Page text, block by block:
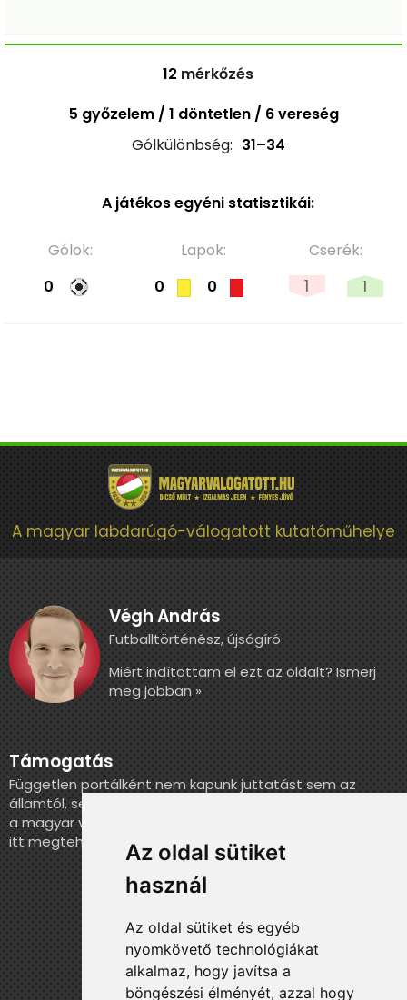
Az oldal sütiket
használ
Az oldal sütiket és egyéb
nyomkövető technológiákat
alkalmaz, hogy javítsa a
böngészési élményét, azzal hogy
12 mérkőzés
5 győzelem / 1 döntetlen / 6 vereség
Gólkülönbség: 31–34
A játékos egyéni statisztikái:
Gólok:
0
Lapok:
0
0
Cserék:
1 1
A magyar labdarúgó-válogatott kutatóműhelye
Végh András
Futballtörténész, újságíró
Miért indítottam el ezt az oldalt? Ismerj
meg jobban »
Támogatás
Független portálként nem kapunk juttatást sem az
államtól, sem más szervezettől. Ha szeretnél segíteni
a magyar válogatott történelmének feldolgozásában,
itt megteheted.